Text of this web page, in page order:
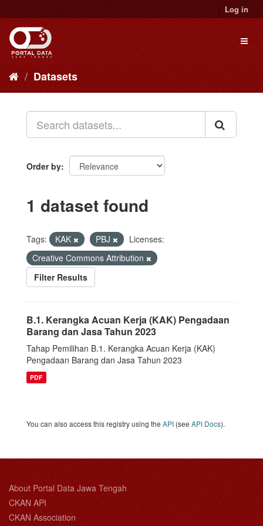
to
content
Log in
Datasets
Order by
1 dataset found
Tags: KAK PBJ
Licenses:
Creative Commons Attribution
Filter Results
B.1. Kerangka Acuan Kerja (KAK) Pengadaan
Barang dan Jasa Tahun 2023
Tahap Pemilihan B.1. Kerangka Acuan Kerja (KAK)
Pengadaan Barang dan Jasa Tahun 2023
PDF
You can also access this registry using the API (see API Docs).
About Portal Data Jawa Tengah
CKAN API
CKAN Association